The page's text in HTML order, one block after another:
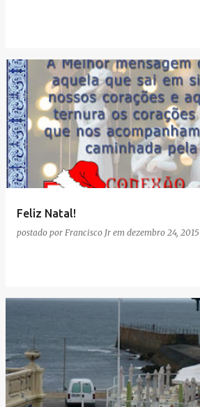
Feliz Natal!
postado por Francisco Jr em dezembro 24, 2015